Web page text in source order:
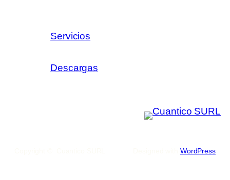
Servicios
Descargas
WordPress